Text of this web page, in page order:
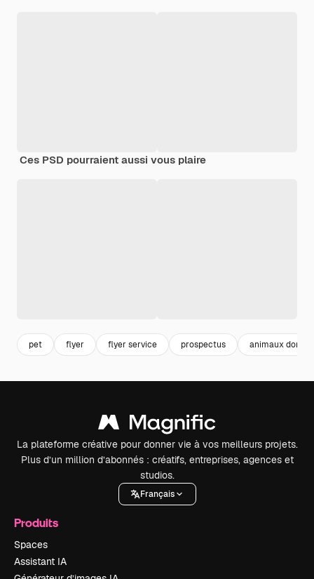
Ces PSD pourraient aussi vous plaire
pet flyer flyer service prospectus animaux
La plateforme créative pour donner vie à vos meilleurs projets.
Plus d’un million d’abonnés : créatifs, entreprises, agences et
studios.
Français
Produits
Spaces
Assistant IA